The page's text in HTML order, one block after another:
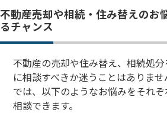
不動産売却や相続・住み替えのお
るチャンス
不動産の売却や住み替え、相続処
に相談すべきか迷うことはありま
では、以下のようなお悩みをそれ
相談できます。